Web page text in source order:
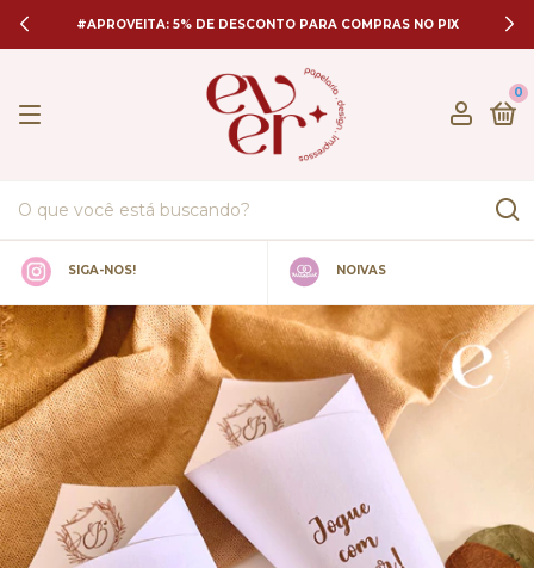
#APROVEITA: 5% DE DESCONTO PARA COMPRAS NO PIX
0
SIGA-NOS! NOIVAS